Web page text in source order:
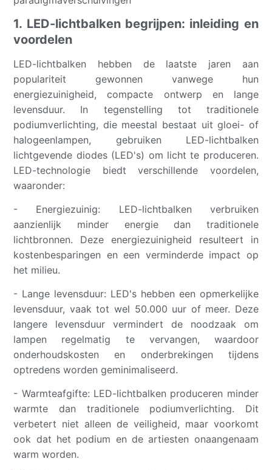
1. LED-lichtbalken begrijpen: inleiding en
voordelen
LED-lichtbalken hebben de laatste jaren aan
populariteit gewonnen vanwege hun
energiezuinigheid, compacte ontwerp en lange
levensduur. In tegenstelling tot traditionele
podiumverlichting, die meestal bestaat uit gloei- of
halogeenlampen, gebruiken LED-lichtbalken
lichtgevende diodes (LED's) om licht te produceren.
LED-technologie biedt verschillende voordelen,
waaronder:
- Energiezuinig: LED-lichtbalken verbruiken
aanzienlijk minder energie dan traditionele
lichtbronnen. Deze energiezuinigheid resulteert in
kostenbesparingen en een verminderde impact op
het milieu.
- Lange levensduur: LED's hebben een opmerkelijke
levensduur, vaak tot wel 50.000 uur of meer. Deze
langere levensduur vermindert de noodzaak om
lampen regelmatig te vervangen, waardoor
onderhoudskosten en onderbrekingen tijdens
optredens worden geminimaliseerd.
- Warmteafgifte: LED-lichtbalken produceren minder
warmte dan traditionele podiumverlichting. Dit
verbetert niet alleen de veiligheid, maar voorkomt
ook dat het podium en de artiesten onaangenaam
warm worden.